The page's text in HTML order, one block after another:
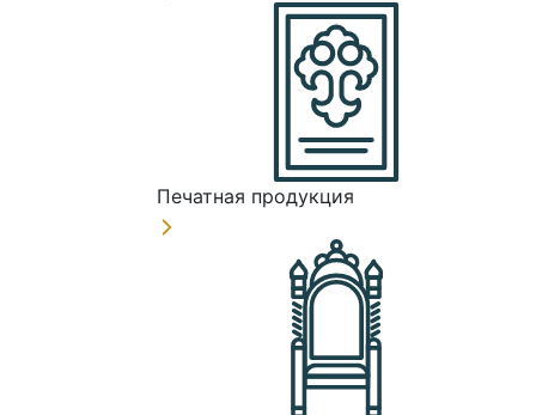
Печатная продукция